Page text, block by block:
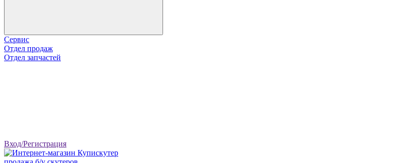
Сервис
Отдел продаж
Отдел запчастей
Вход/Регистрация